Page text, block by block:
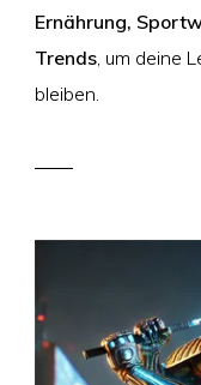
Ernährung,
Trends, um deine
bleiben.